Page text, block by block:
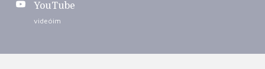
YouTube
videóim